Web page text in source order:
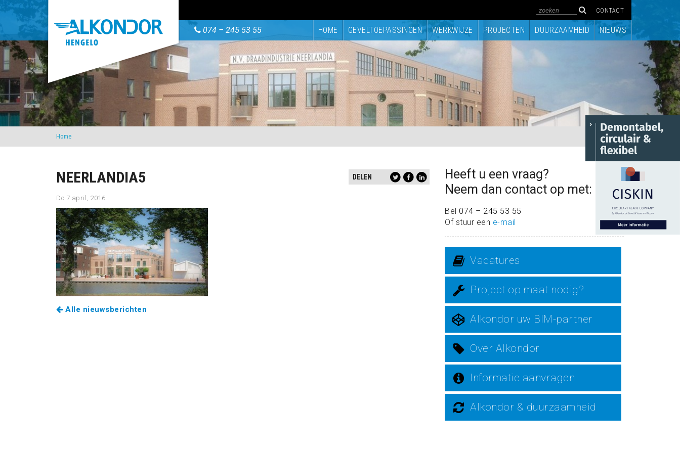
CONTACT
074 – 245 53 55 HOME GEVELTOEPASSINGEN WERKWIJZE PROJECTEN DUURZAAMHEID NIEUWS
Home
DELEN
NEERLANDIA5
Do 7 april, 2016
Alle nieuwsberichten
Heeft u een vraag?
Neem dan contact op met:
Bel 074 – 245 53 55
Of stuur een e-mail
Vacatures
Project op maat nodig?
Alkondor uw BIM-partner
Over Alkondor
Informatie aanvragen
Alkondor & duurzaamheid